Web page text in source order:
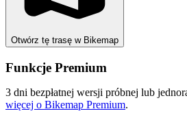
Otwórz tę trasę w Bikemap
Funkcje Premium
3 dni bezpłatnej wersji próbnej lub
więcej o Bikemap Premium.